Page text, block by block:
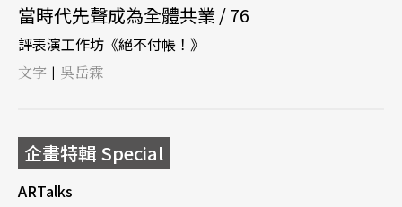
當時代先聲成為全體共業 / 76
評表演工作坊《絕不付帳！》
文字 | 吳岳霖
企畫特輯 Special
ARTalks